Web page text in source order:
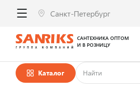
Каталог
САНТЕХНИКА ОПТОМ
И В РОЗНИЦУ